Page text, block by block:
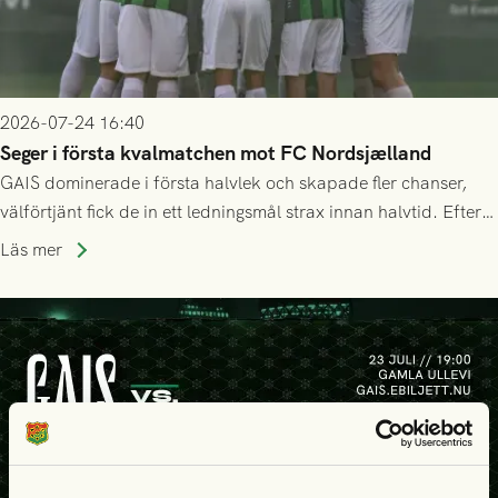
2026-07-24 16:40
Seger i första kvalmatchen mot FC Nordsjælland
GAIS dominerade i första halvlek och skapade fler chanser,
välförtjänt fick de in ett ledningsmål strax innan halvtid. Efter
halvtidsvilan sjönk tempot när Nordsjälland tilläts ha mer av
seger! Matchfoto: Mikael Josefsson & Lasse Ekström
Läs mer